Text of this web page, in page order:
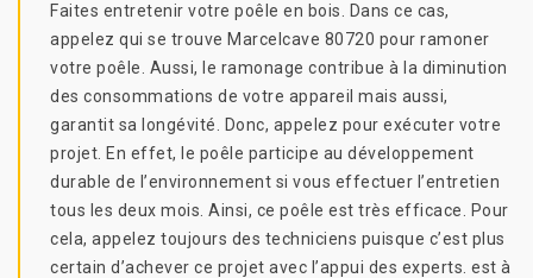
Faites entretenir votre poêle en bois. Dans ce cas,
appelez qui se trouve Marcelcave 80720 pour ramoner
votre poêle. Aussi, le ramonage contribue à la diminution
des consommations de votre appareil mais aussi,
garantit sa longévité. Donc, appelez pour exécuter votre
projet. En effet, le poêle participe au développement
durable de l’environnement si vous effectuer l’entretien
tous les deux mois. Ainsi, ce poêle est très efficace. Pour
cela, appelez toujours des techniciens puisque c’est plus
certain d’achever ce projet avec l’appui des experts. est à